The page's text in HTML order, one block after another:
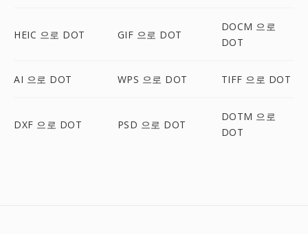
HEIC 으로 DOT GIF 으로 DOT
DOCM 으로
DOT
AI 으로 DOT WPS 으로 DOT TIFF 으로 DOT
DXF 으로 DOT PSD 으로 DOT
DOTM 으로
DOT